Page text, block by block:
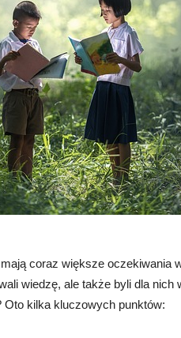
coraz większe oczekiwania
wiedzę, ale także byli dla nich
kilka kluczowych punktów: